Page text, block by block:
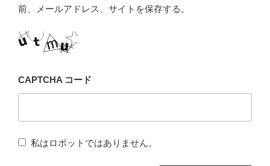
前、メールアドレス、サイトを保存する。
CAPTCHA コード
私はロボットではありません。